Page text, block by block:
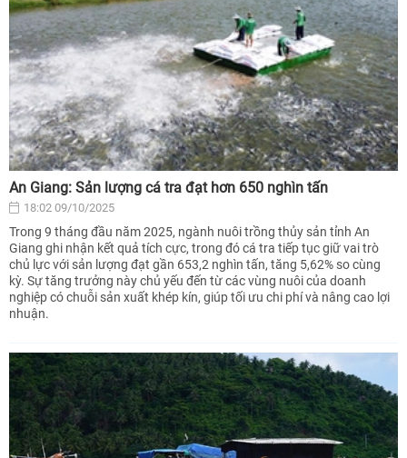
An Giang: Sản lượng cá tra đạt hơn 650 nghìn tấn
18:02 09/10/2025
Trong 9 tháng đầu năm 2025, ngành nuôi trồng thủy sản tỉnh An
Giang ghi nhận kết quả tích cực, trong đó cá tra tiếp tục giữ vai trò
chủ lực với sản lượng đạt gần 653,2 nghìn tấn, tăng 5,62% so cùng
kỳ. Sự tăng trưởng này chủ yếu đến từ các vùng nuôi của doanh
nghiệp có chuỗi sản xuất khép kín, giúp tối ưu chi phí và nâng cao lợi
nhuận.